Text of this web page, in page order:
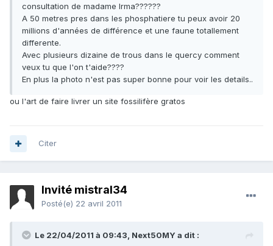
consultation de madame Irma??????
A 50 metres pres dans les phosphatiere tu peux avoir 20
millions d'années de différence et une faune totallement
differente.
Avec plusieurs dizaine de trous dans le quercy comment
veux tu que l'on t'aide????
En plus la photo n'est pas super bonne pour voir les details..
ou l'art de faire livrer un site fossilifère gratos
Citer
Invité mistral34
Posté(e) 22 avril 2011
Le 22/04/2011 à 09:43, Next50MY a dit :